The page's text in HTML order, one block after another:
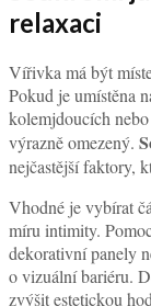
Stabilní a
Jedním z
podkladu. Vířivka
osobami
nemusí bezpečně
rovný a dostatečně
konstrukce nebo
Ideální variantou
nebo jiný pevný